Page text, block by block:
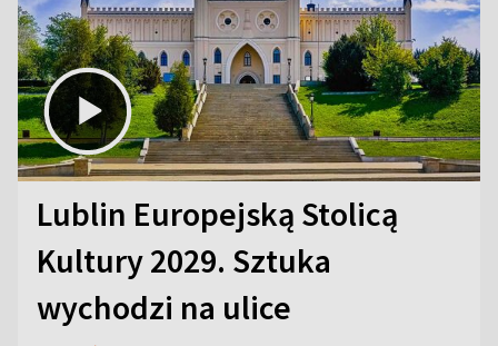
Lublin Europejską Stolicą
Kultury 2029. Sztuka
wychodzi na ulice